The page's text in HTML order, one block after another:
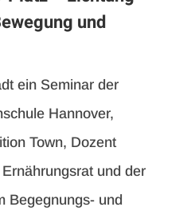
und
ein Seminar der
Hannover,
Town, Dozent
und der
Begegnungs- und